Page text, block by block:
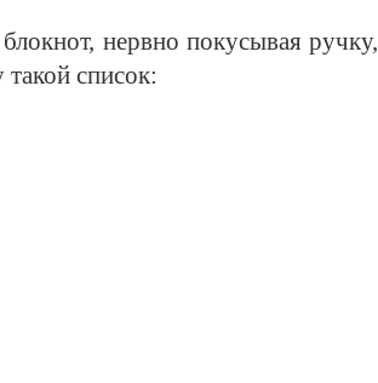
нервно покусывая ручку,
список: